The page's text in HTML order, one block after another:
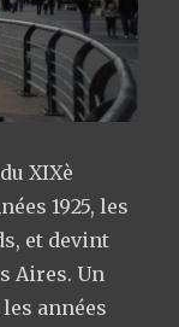
XIXè
1925, les
et devint
Aires. Un
années